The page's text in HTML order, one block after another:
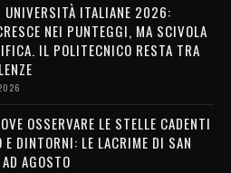
UNIVERSITÀ ITALIANE 2026:
NEI PUNTEGGI, MA SCIVOLA
IL POLITECNICO RESTA TRA
OSSERVARE LE STELLE CADENTI
E DINTORNI: LE LACRIME DI SAN
AGOSTO